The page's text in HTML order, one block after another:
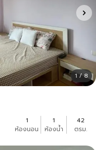
1 / 8
1
ห้องนอน
1
ห้องน้ำ
42
ตรม.